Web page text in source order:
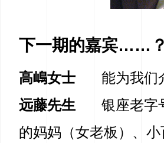
下一期的嘉宾……？
高嶋女士
能为我们
远藤先生
银座老字
的妈妈（女老板）、